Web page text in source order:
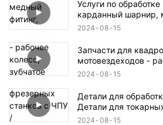
Услуги по
карданный шарнир,
детали гидроцикла,
2024 08 15
Запчасти для
мотовездеходов -
зубчатое колесо,
2024 08 15
Детали для
Детали для
фрезерных станков
2024 08 15